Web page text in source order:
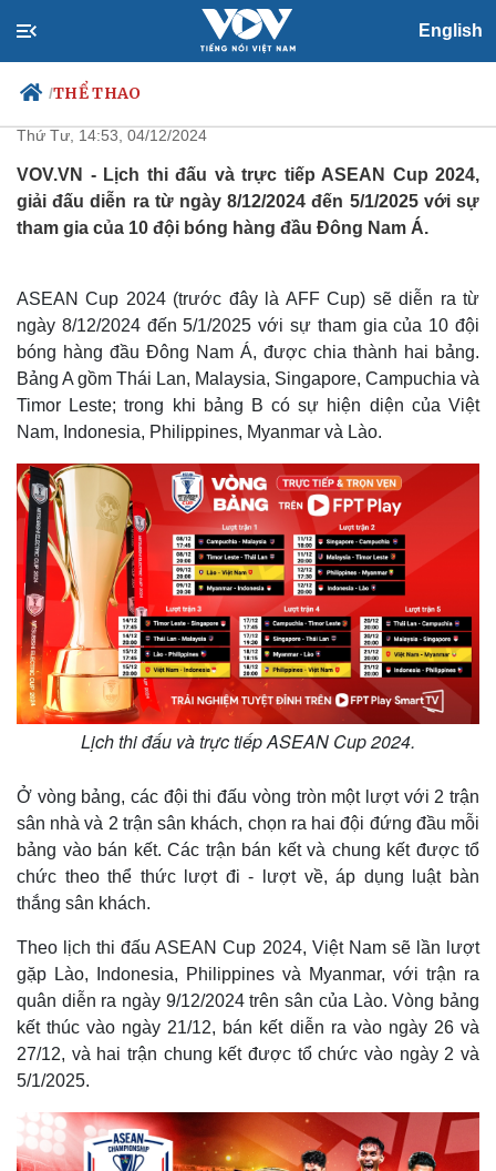
English
/THỂ THAO
Chính trị
Đảng
Nhận diện sự thật
Xã hội
Tin 24h
Dấu ấn VOV
Việc làm
Biển đảo
Thế giới
Quan sát
Hồ sơ
Multimedia
E-Magazine
Infographic
Lịch thi đấu và trực tiếp ASEAN
Cup 2024
Thứ Tư, 14:53, 04/12/2024
VOV.VN - Lịch thi đấu và trực tiếp ASEAN Cup 2024,
giải đấu diễn ra từ ngày 8/12/2024 đến 5/1/2025 với sự
tham gia của 10 đội bóng hàng đầu Đông Nam Á.
ASEAN Cup 2024 (trước đây là AFF Cup) sẽ diễn ra từ
ngày 8/12/2024 đến 5/1/2025 với sự tham gia của 10 đội
bóng hàng đầu Đông Nam Á, được chia thành hai bảng.
Bảng A gồm Thái Lan, Malaysia, Singapore, Campuchia và
Timor Leste; trong khi bảng B có sự hiện diện của Việt
Nam, Indonesia, Philippines, Myanmar và Lào.
Lịch thi đấu và trực tiếp ASEAN Cup 2024.
Ở vòng bảng, các đội thi đấu vòng tròn một lượt với 2 trận
sân nhà và 2 trận sân khách, chọn ra hai đội đứng đầu mỗi
bảng vào bán kết. Các trận bán kết và chung kết được tổ
chức theo thể thức lượt đi - lượt về, áp dụng luật bàn
thắng sân khách.
Theo lịch thi đấu ASEAN Cup 2024, Việt Nam sẽ lần lượt
gặp Lào, Indonesia, Philippines và Myanmar, với trận ra
quân diễn ra ngày 9/12/2024 trên sân của Lào. Vòng bảng
kết thúc vào ngày 21/12, bán kết diễn ra vào ngày 26 và
27/12, và hai trận chung kết được tổ chức vào ngày 2 và
5/1/2025.